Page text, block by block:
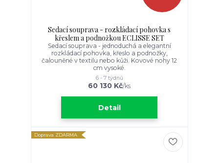
Sedací souprava - rozkládací pohovka s
křeslem a podnožkou ECLISSE SET
Sedací souprava - jednoduchá a elegantní
rozkládací pohovka, křeslo a podnožky,
čalouněné v textilu nebo kůži. Kovové nohy 12
cm vysoké.
60 130 Kč/ks
6 - 7 týdnů
Detail
Doprava ZDARMA